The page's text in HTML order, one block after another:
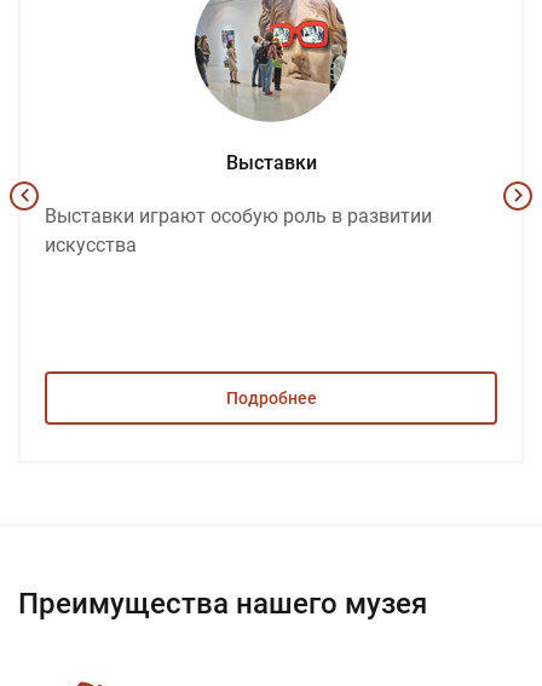
Выставки
Выставки играют особую роль в развитии
искусства
Подробнее
Преимущества нашего музея